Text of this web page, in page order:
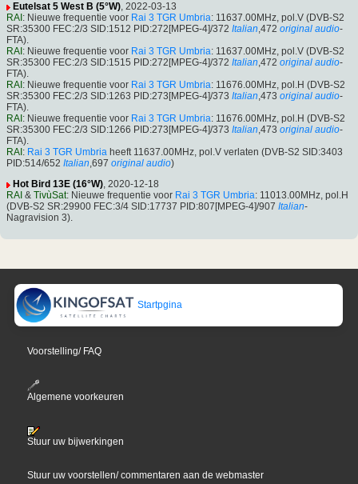
Eutelsat 5 West B (5°W), 2022-03-13
RAI : Nieuwe frequentie voor Rai 3 TGR Umbria: 11637.00MHz, pol.V (DVB-S2
SR:35300 FEC:2/3 SID:1512 PID:272[MPEG-4]/372 Italian,472 original audio-
FTA).
RAI : Nieuwe frequentie voor Rai 3 TGR Umbria: 11637.00MHz, pol.V (DVB-S2
SR:35300 FEC:2/3 SID:1515 PID:272[MPEG-4]/372 Italian,472 original audio-
FTA).
RAI : Nieuwe frequentie voor Rai 3 TGR Umbria: 11676.00MHz, pol.H (DVB-S2
SR:35300 FEC:2/3 SID:1263 PID:273[MPEG-4]/373 Italian,473 original audio-
FTA).
RAI : Nieuwe frequentie voor Rai 3 TGR Umbria: 11676.00MHz, pol.H (DVB-S2
SR:35300 FEC:2/3 SID:1266 PID:273[MPEG-4]/373 Italian,473 original audio-
FTA).
RAI : Rai 3 TGR Umbria heeft 11637.00MHz, pol.V verlaten (DVB-S2 SID:3403
PID:514/652 Italian,697 original audio)
Hot Bird 13E (16°W), 2020-12-18
RAI & TivùSat: Nieuwe frequentie voor Rai 3 TGR Umbria: 11013.00MHz, pol.H
(DVB-S2 SR:29900 FEC:3/4 SID:17737 PID:807[MPEG-4]/907 Italian-
Nagravision 3).
Startpgina
Voorstelling/ FAQ
Algemene voorkeuren
Stuur uw bijwerkingen
Stuur uw voorstellen/ commentaren aan de webmaster